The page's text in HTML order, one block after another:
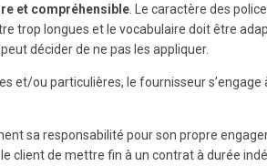
et compréhensible. Le caractère des
trop longues et le vocabulaire doit être
décider de ne pas les appliquer.
et/ou particulières, le fournisseur s’engage
sa responsabilité pour son propre
client de mettre fin à un contrat à durée